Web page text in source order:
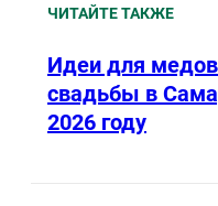
ЧИТАЙТЕ ТАКЖЕ
Идеи для
свадьбы в
2026 году